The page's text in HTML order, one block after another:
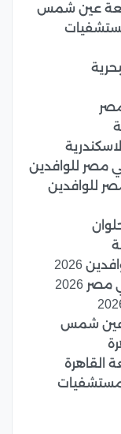
عين شمس
مصر للوافدين
للوافدين
2026
2026
عين شمس
القاهرة